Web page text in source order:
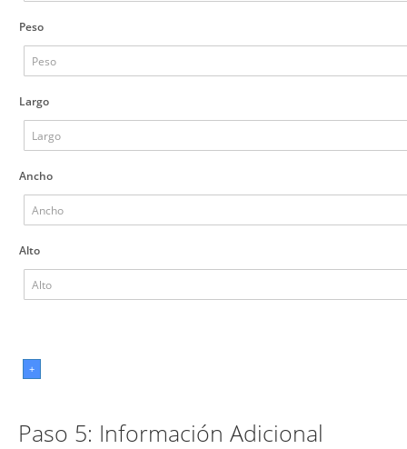
Peso
Largo
Ancho
Alto
+
Paso 5: Información Adicional